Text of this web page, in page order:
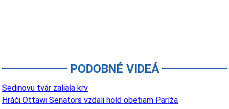
PODOBNÉ VIDEÁ
Sedinovu tvár zaliala krv
Hráči Ottawi Senators vzdali hold obetiam Paríža